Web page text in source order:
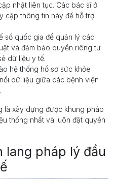
nhật liên tục. Các bác sĩ ở
cập thông tin này để hỗ trợ
số quốc gia để quản lý các
và đảm bảo quyền riêng tư
dữ liệu y tế.
hệ thống hồ sơ sức khỏe
dữ liệu giữa các bệnh viện
là xây dựng được khung pháp
thống nhất và luôn đặt quyền
lang pháp lý đầu